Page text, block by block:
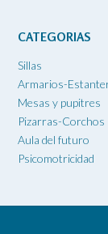
CATEGORIAS
Sillas
Armarios-
Mesas y pupitres
Pizarras-Corchos
Aula del futuro
Psicomotricidad